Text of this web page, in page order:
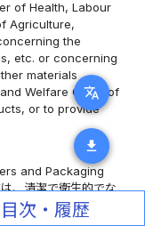
translate
download
of Health, Labour
Agriculture,
the
etc. or concerning
materials
Welfare Order of
or to provide
and Packaging
、清潔で衛生的でな
packaging used in
目次・履歴